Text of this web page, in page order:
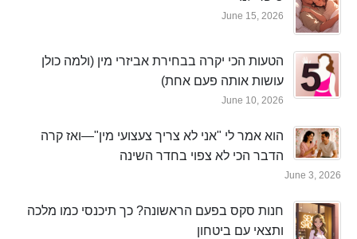
June 15, 2026
הטעות הכי יקרה בבחירת אביזרי מין (ולמה כולן
עושות אותה פעם אחת)
June 10, 2026
הוא אמר לי "אני לא צריך צעצועי מין"—ואז קרה
הדבר הכי לא צפוי בחדר השינה
June 3, 2026
חנות סקס בפעם הראשונה? כך תיכנסי כמו מלכה
ותצאי עם ביטחון